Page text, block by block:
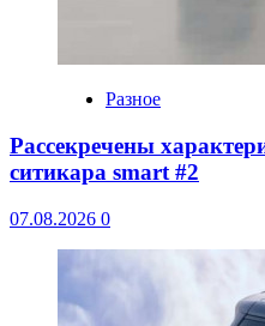
Разное
Рассекречены
ситикара smart #2
07.08.2026 0